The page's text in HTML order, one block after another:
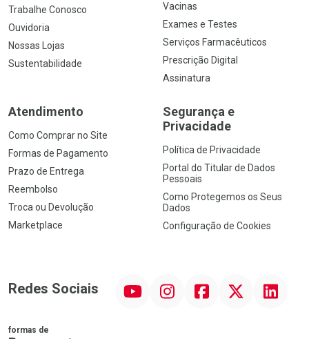
Trabalhe Conosco
Ouvidoria
Nossas Lojas
Sustentabilidade
Vacinas
Exames e Testes
Serviços Farmacêuticos
Prescrição Digital
Assinatura
Atendimento
Como Comprar no Site
Formas de Pagamento
Prazo de Entrega
Reembolso
Troca ou Devolução
Marketplace
Segurança e
Privacidade
Política de Privacidade
Portal do Titular de Dados
Pessoais
Como Protegemos os Seus
Dados
Configuração de Cookies
Redes Sociais InstagramFacebookTwitter Linkedin
formas de